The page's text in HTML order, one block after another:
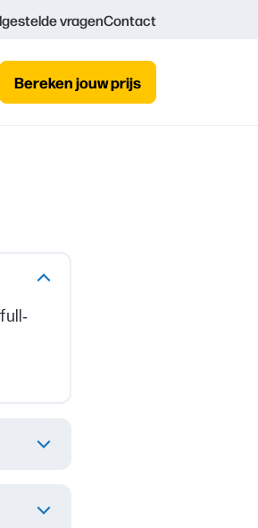
vragenContact
Bereken jouw prijs